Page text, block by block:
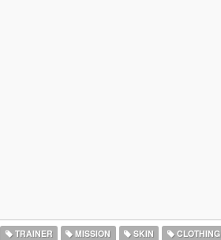
TRAINER MISSION SKIN CLOTHING